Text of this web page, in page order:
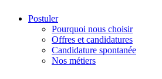
Postuler
Pourquoi nous choisir
Offres et candidatures
Candidature spontanée
Nos métiers